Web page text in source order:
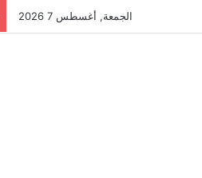
الجمعة, أغسطس 7 2026